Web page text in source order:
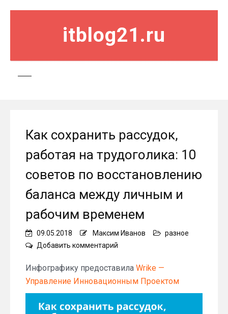
itblog21.ru
Как сохранить рассудок,
работая на трудоголика: 10
советов по восстановлению
баланса между личным и
рабочим временем
09.05.2018 Максим Иванов
разное
Добавить комментарий
сохранить
работая
трудоголика:
Инфографику предоставила Wrike —
Управление Инновационным Проектом